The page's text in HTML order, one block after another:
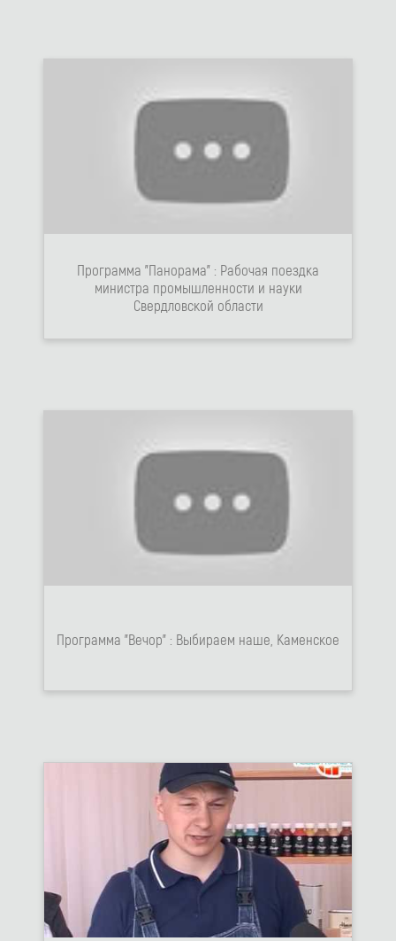
Программа "Панорама" : Рабочая поездка
министра промышленности и науки
Свердловской области
Программа "Вечор" : Выбираем наше, Каменское